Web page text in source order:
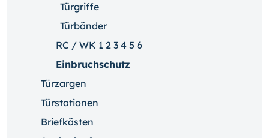
Türgriffe
Türbänder
RC / WK 1 2 3 4 5 6
Einbruchschutz
Türzargen
Türstationen
Briefkästen